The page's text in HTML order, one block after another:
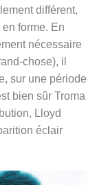
différent,
forme. En
nécessaire
chose), il
sur une période
bien sûr Troma
Lloyd
éclair